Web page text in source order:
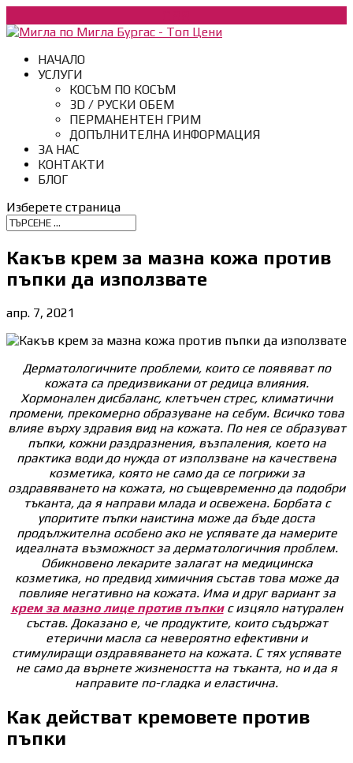
НАЧАЛО
УСЛУГИ
КОСЪМ ПО КОСЪМ
3D / РУСКИ ОБЕМ
ПЕРМАНЕНТЕН ГРИМ
ДОПЪЛНИТЕЛНА ИНФОРМАЦИЯ
ЗА НАС
КОНТАКТИ
БЛОГ
Изберете страница
Какъв крем за мазна кожа против
пъпки да използвате
апр. 7, 2021
Дерматологичните проблеми, които се появяват по
кожата са предизвикани от редица влияния.
Хормонален дисбаланс, клетъчен стрес, климатични
промени, прекомерно образуване на себум. Всичко това
влияе върху здравия вид на кожата. По нея се образуват
пъпки, кожни раздразнения, възпаления, което на
практика води до нужда от използване на качествена
козметика, която не само да се погрижи за
оздравяването на кожата, но същевременно да подобри
тъканта, да я направи млада и освежена. Борбата с
упоритите пъпки наистина може да бъде доста
продължителна особено ако не успявате да намерите
идеалната възможност за дерматологичния проблем.
Обикновено лекарите залагат на медицинска
козметика, но предвид химичния състав това може да
повлияе негативно на кожата. Има и друг вариант за
крем за мазно лице против пъпкис изцяло натурален
състав. Доказано е, че продуктите, които съдържат
етерични масла са невероятно ефективни и
стимулиращи оздравяването на кожата. С тях успявате
не само да върнете жизнеността на тъканта, но и да я
направите по-гладка и еластична.
Как действат кремовете против
пъпки